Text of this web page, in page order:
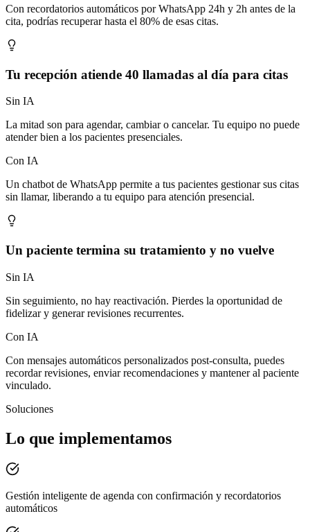
Con recordatorios automáticos por WhatsApp 24h y 2h antes de la
cita, podrías recuperar hasta el 80% de esas citas.
Tu recepción atiende 40 llamadas al día para citas
Sin IA
La mitad son para agendar, cambiar o cancelar. Tu equipo no puede
atender bien a los pacientes presenciales.
Con IA
Un chatbot de WhatsApp permite a tus pacientes gestionar sus citas
sin llamar, liberando a tu equipo para atención presencial.
Un paciente termina su tratamiento y no vuelve
Sin IA
Sin seguimiento, no hay reactivación. Pierdes la oportunidad de
fidelizar y generar revisiones recurrentes.
Con IA
Con mensajes automáticos personalizados post-consulta, puedes
recordar revisiones, enviar recomendaciones y mantener al paciente
vinculado.
Soluciones
Lo que implementamos
Gestión inteligente de agenda con confirmación y recordatorios
automáticos